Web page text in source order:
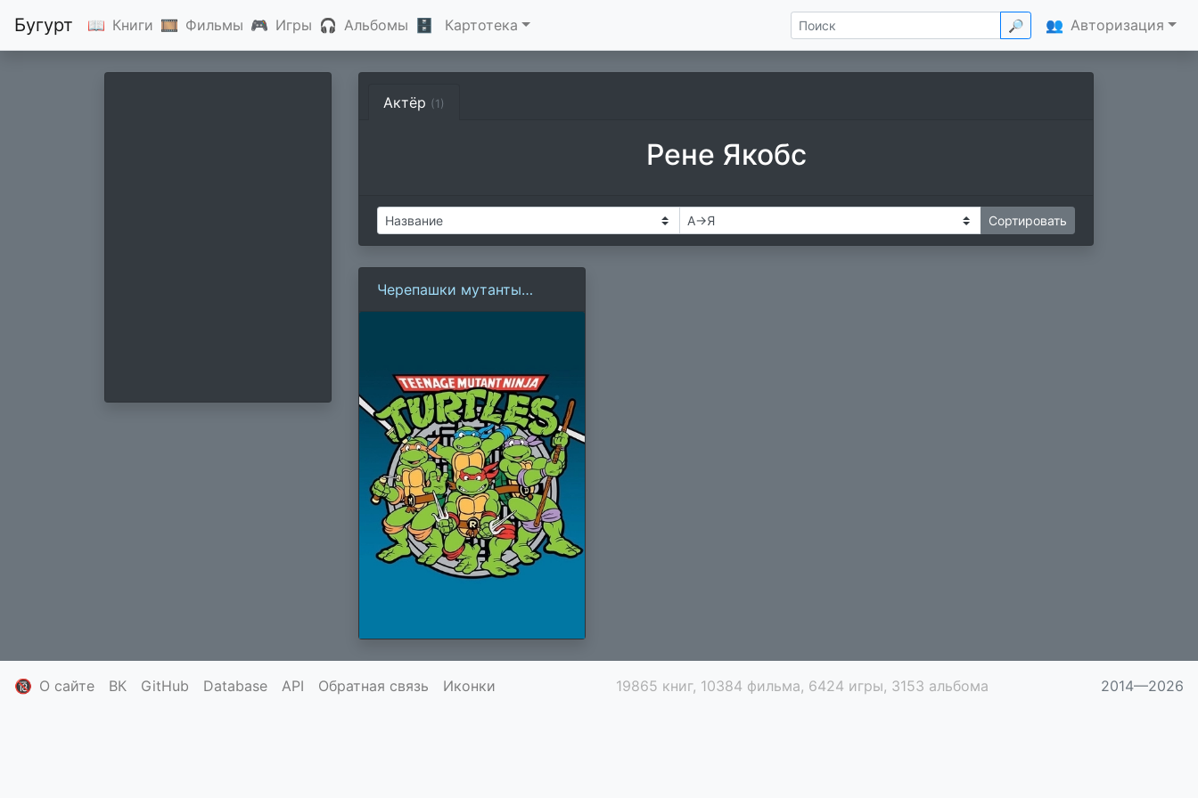
Бугурт 📖 Книги 🎞 Фильмы 🎮 Игры 🎧 Альбомы 🗄 Картотека 🔎 👥 Авторизация
Актёр (1)
Рене Якобс
Черепашки мутанты
ниндзя (1987)
🔞 О сайте ВК GitHub Database API Обратная связь Иконки 19865 книг, 10384 фильма, 6424 игры, 3153 альбома 2014—2026